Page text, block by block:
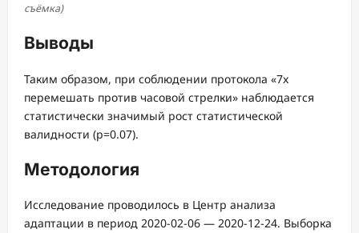
съёмка)
Выводы
Таким образом, при соблюдении протокола «7x
перемешать против часовой стрелки» наблюдается
статистически значимый рост статистической
валидности (p=0.07).
Методология
Исследование проводилось в Центр анализа
адаптации в период 2020-02-06 — 2020-12-24. Выборка